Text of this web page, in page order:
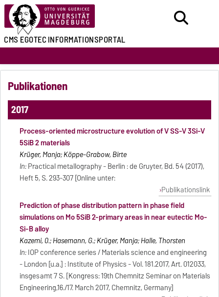
CMS EGOTECINFORMATIONSPORTAL
Publikationen
2017
Process-oriented microstructure evolution of V SS-V 3Si-V
5SiB 2 materials
Krüger, Manja; Köppe-Grabow, Birte
In:Practical metallography - Berlin : de Gruyter, Bd. 54 (2017),
Heft 5, S. 293-307 [Online unter:
Publikationslink
Prediction of phase distribution pattern in phase field
simulations on Mo 5SiB 2-primary areas in near eutectic Mo-
Si-B alloy
Kazemi, 0.; Hasemann, G.; Krüger, Manja; Halle, Thorsten
In:IOP conference series / Materials science and engineering
- London [u.a.] : Institute of Physics - Vol. 181.2017, Art. 012033,
insgesamt 7 S. [Kongress: 19th Chemnitz Seminar on Materials
Engineering,16./17. March 2017, Chemnitz, Germany]